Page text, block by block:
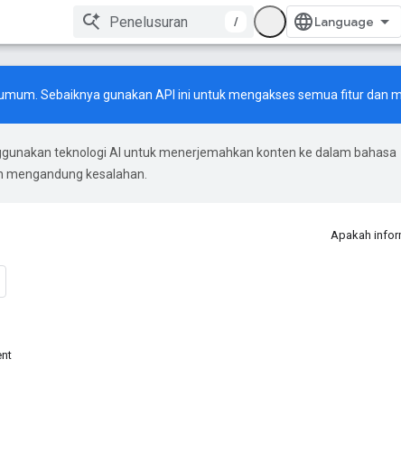
/
Sebaiknya gunakan API ini untuk mengakses semua fitur dan
teknologi AI untuk menerjemahkan konten ke dalam bahasa
kesalahan.
Apakah